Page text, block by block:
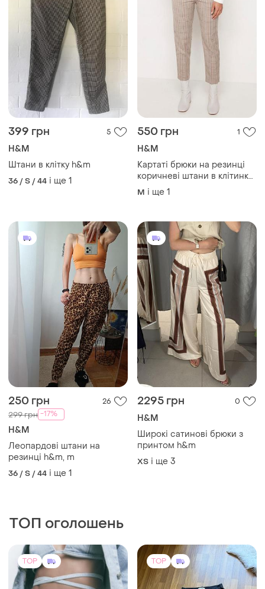
399 грн 5
H&M
Штани в клітку h&m
36 / S / 44 і ще 1
550 грн 1
H&M
Картаті брюки на резинці
коричневі штани в клітинку
штани жіночі штани h&m
брюки в клітинку коричневі
M і ще 1
250 грн 26
299 грн -17%
H&M
Леопардові штани на
резинці h&m, m
36 / S / 44 і ще 1
2295 грн 0
H&M
Широкі сатинові брюки з
принтом h&m
ХS і ще 3
ТОП оголошень
TOP TOP